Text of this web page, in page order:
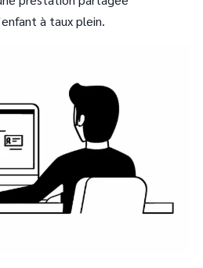
à taux plein.